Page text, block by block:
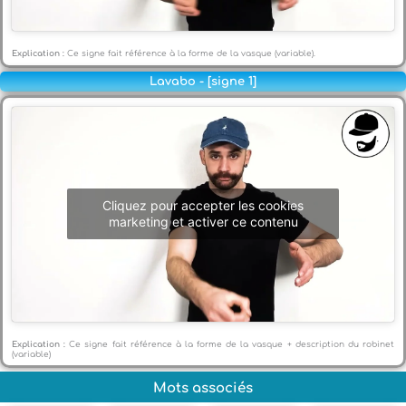
Explication : Ce signe fait référence à la forme de la vasque (variable).
Lavabo - [signe 1]
Cliquez pour accepter les cookies
marketing et activer ce contenu
Explication :Ce signe fait référence à la forme de la vasque + description du robinet
(variable)
Mots associés